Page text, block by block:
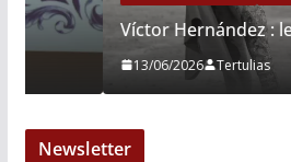
Víctor Hernández : le
13/06/2026 Tertulias
Newsletter